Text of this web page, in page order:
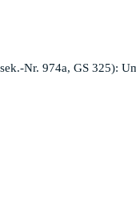
Nr. 974a, GS 325):